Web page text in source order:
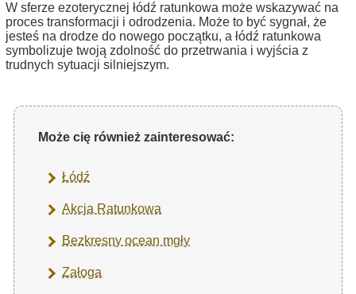
W sferze ezoterycznej łódź ratunkowa może wskazywać na
proces transformacji i odrodzenia. Może to być sygnał, że
jesteś na drodze do nowego początku, a łódź ratunkowa
symbolizuje twoją zdolność do przetrwania i wyjścia z
trudnych sytuacji silniejszym.
Może cię również zainteresować:
Łódź
Akcja Ratunkowa
Bezkresny ocean mgły
Załoga